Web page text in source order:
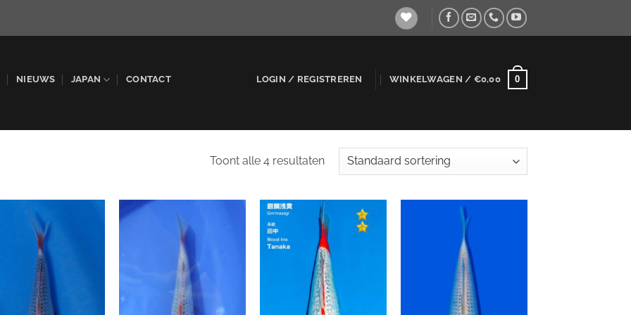
NIEUWS JAPAN CONTACT LOGIN / REGISTREREN WINKELWAGEN / €0,00 0
Toont alle 4 resultaten
WENSLIJST WENSLIJST WENSLIJST WENSLIJST